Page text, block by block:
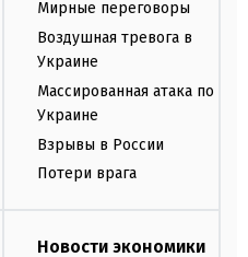
Мирные переговоры
Воздушная тревога в
Украине
Массированная атака по
Украине
Взрывы в России
Потери врага
Новости экономики